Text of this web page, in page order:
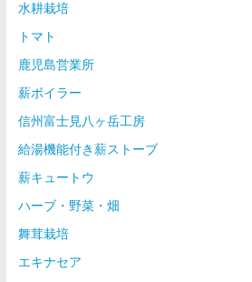
水耕栽培
トマト
鹿児島営業所
薪ボイラー
信州富士見八ヶ岳工房
給湯機能付き薪ストーブ
薪キュートウ
ハーブ・野菜・畑
舞茸栽培
エキナセア